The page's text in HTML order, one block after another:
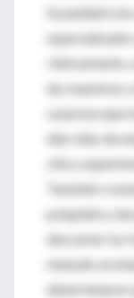
Su pediatra
especializado
clínicamente,
las maestras
sorpresa que
diez días de
chico
También
psiquiatra,
descartar los
menudo
determinaron